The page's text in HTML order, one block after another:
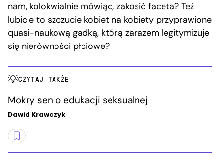
nam, kolokwialnie mówiąc, zakosić faceta? Też
lubicie to szczucie kobiet na kobiety przyprawione
quasi-naukową gadką, którą zarazem legitymizuje
się nierówności płciowe?
CZYTAJ TAKŻE
Mokry sen o edukacji seksualnej
Dawid Krawczyk